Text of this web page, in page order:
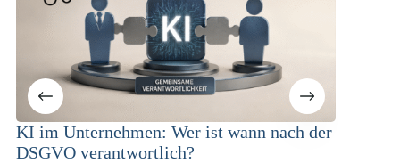
KI im Unternehmen: Wer ist wann nach der
DSGVO verantwortlich?